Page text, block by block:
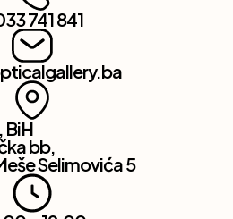
741 841
BiH
bb,
Selimovića 5